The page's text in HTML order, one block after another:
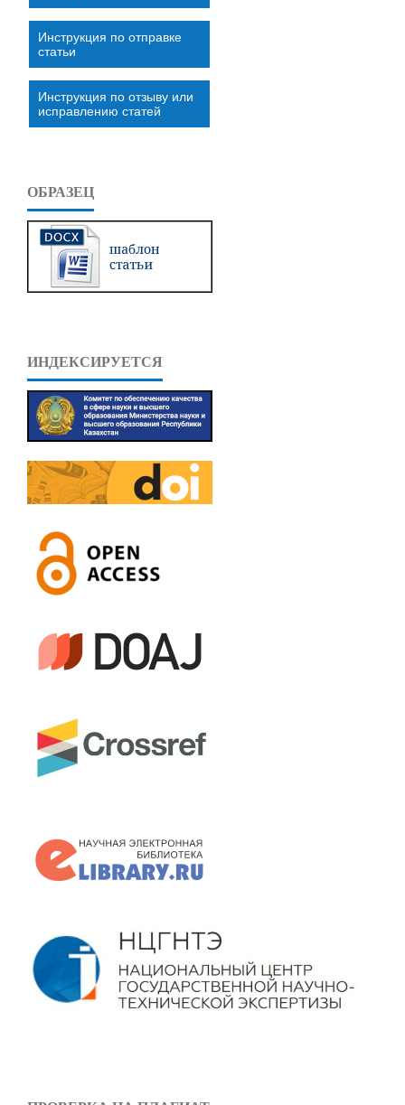
Инструкция по отправке
статьи
Инструкция по отзыву или
исправлению статей
ОБРАЗЕЦ
ИНДЕКСИРУЕТСЯ